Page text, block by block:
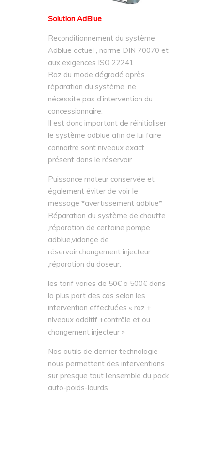
Solution AdBlue
Reconditionnement du système
Adblue actuel , norme DIN 70070 et
aux exigences ISO 22241
Raz du mode dégradé après
réparation du système, ne
nécessite pas d’intervention du
concessionnaire.
Il est donc important de réinitialiser
le système adblue afin de lui faire
connaitre sont niveaux exact
présent dans le réservoir
Puissance moteur conservée et
également éviter de voir le
message *avertissement adblue*
Réparation du système de chauffe
,réparation de certaine pompe
adblue,vidange de
réservoir,changement injecteur
,réparation du doseur.
les tarif varies de 50€ a 500€ dans
la plus part des cas selon les
intervention effectuées « raz +
niveaux additif +contrôle et ou
changement injecteur »
Nos outils de dernier technologie
nous permettent des interventions
sur presque tout l’ensemble du pack
auto-poids-lourds